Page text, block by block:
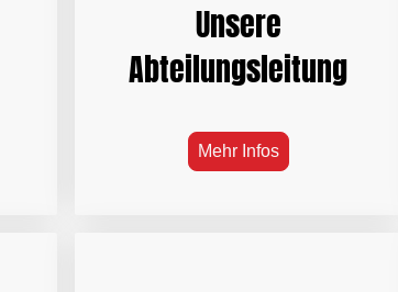
Unsere
Abteilungsleitung
Mehr Infos